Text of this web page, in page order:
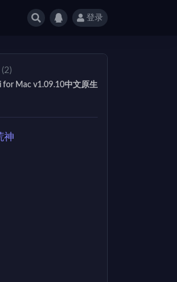
登录
for Mac v1.09.10中文原生
神